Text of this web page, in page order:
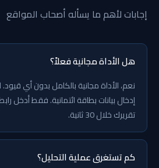
إجابات لأهم ما يسأله أصحاب المواقع
هل الأداة مجانية فعلاً؟
نعم، الأداة مجانية بالكامل بدون أي قيود.
إدخال بيانات بطاقة ائتمانية. فقط أدخل
تقريرك خلال 30 ثانية.
كم تستغرق عملية التحليل؟